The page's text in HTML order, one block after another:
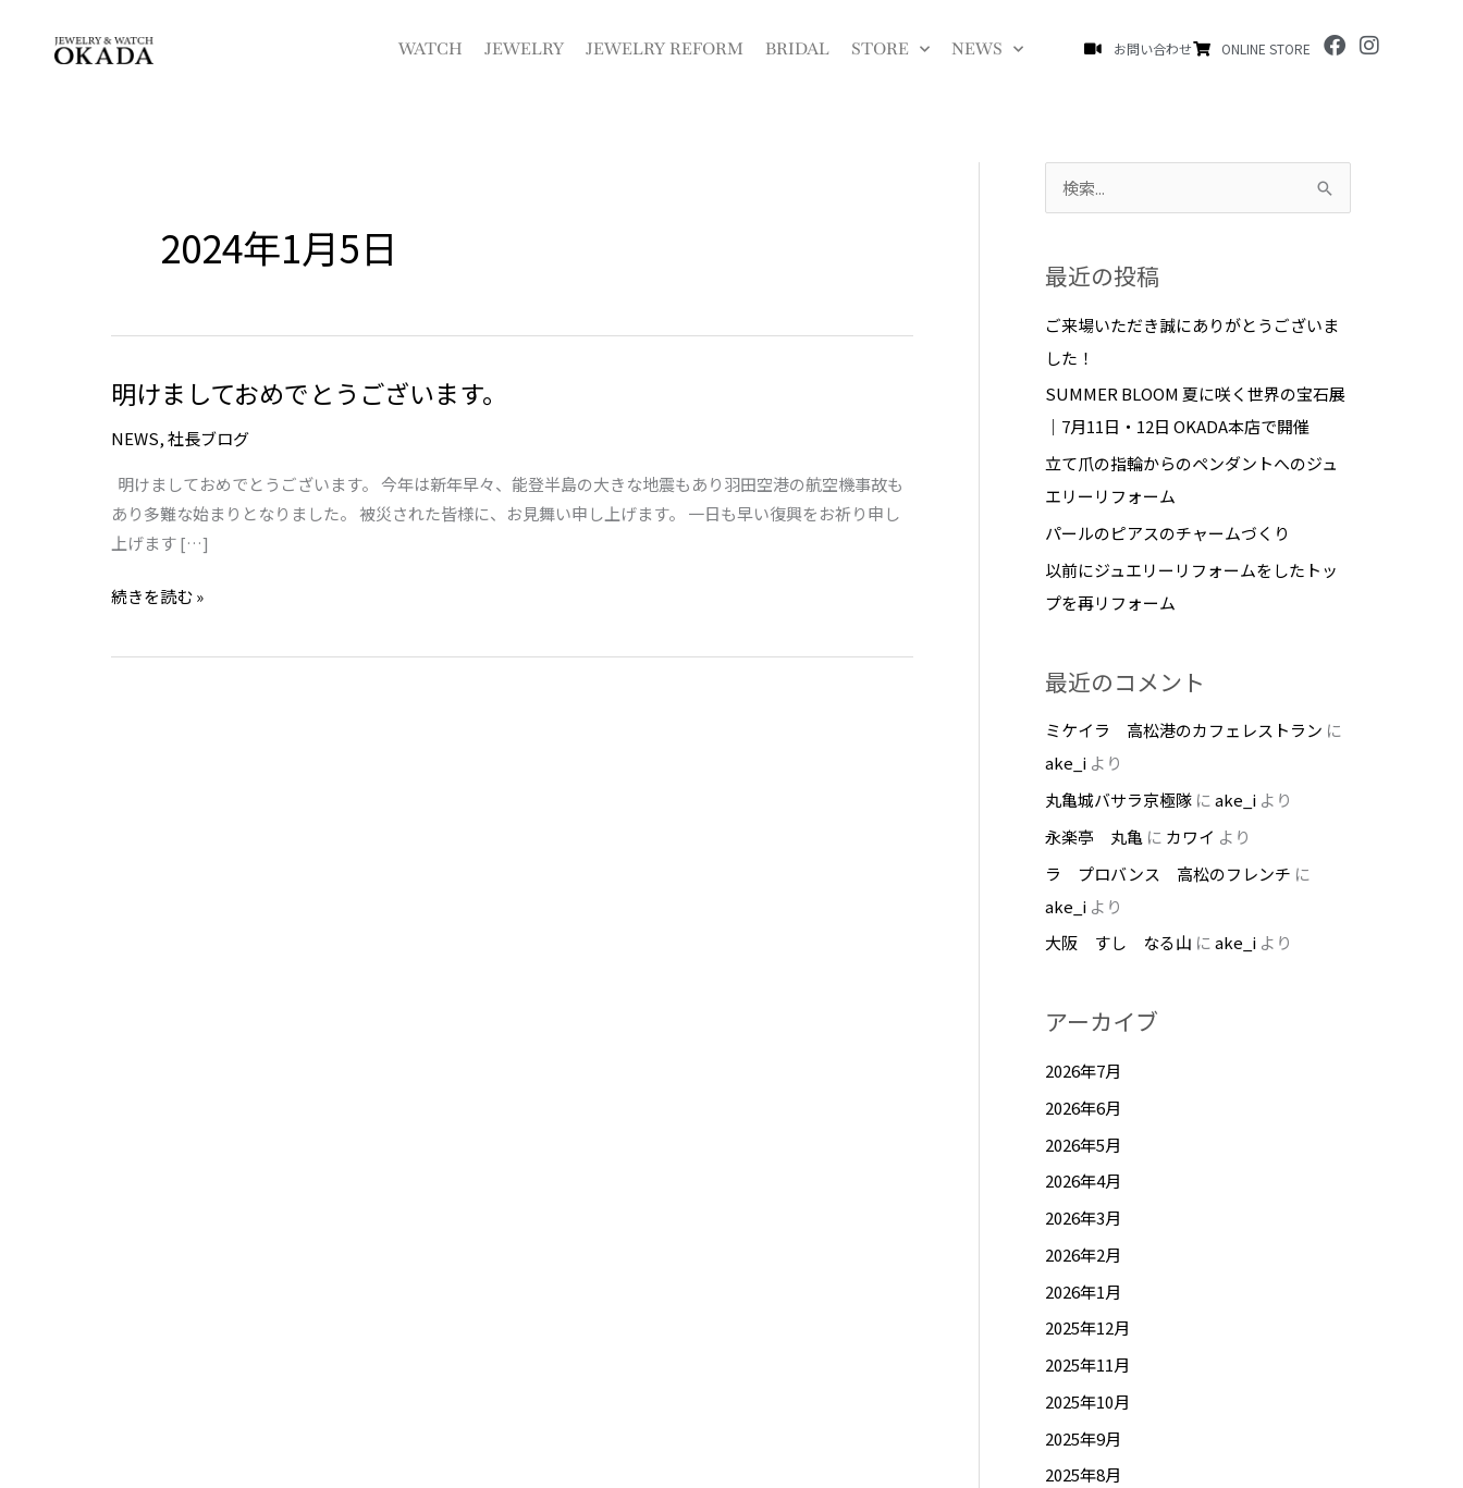
WATCH JEWELRY JEWELRY REFORM BRIDAL STORE NEWS お問い合わせ ONLINE STORE F
a
o
I
n
2024年1月5日
明けましておめでとうございます。
NEWS,社長ブログ
明けましておめでとうございます。 今年は新年早々、能登半島の大きな地震もあり羽田空港の航空機事故も
あり多難な始まりとなりました。 被災された皆様に、お見舞い申し上げます。 一日も早い復興をお祈り申し
上げます […]
明
ま
し
て
お
で
う
続きを読む »
象
最近の投稿
ご来場いただき誠にありがとうございま
した！
SUMMER BLOOM 夏に咲く世界の宝石展
｜7月11日・12日 OKADA本店で開催
立て爪の指輪からのペンダントへのジュ
エリーリフォーム
パールのピアスのチャームづくり
以前にジュエリーリフォームをしたトッ
プを再リフォーム
最近のコメント
ミケイラ 高松港のカフェレストラン に
ake_i より
丸亀城バサラ京極隊 にake_i より
永楽亭 丸亀 に カワイ より
ラ プロバンス 高松のフレンチ に
ake_i より
大阪 すし なる山 にake_i より
アーカイブ
2026年7月
2026年6月
2026年5月
2026年4月
2026年3月
2026年2月
2026年1月
2025年12月
2025年11月
2025年10月
2025年9月
2025年8月